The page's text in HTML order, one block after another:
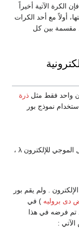
الآتية أخيراً
أولاً مع أحد الكرات
مقسمة بين كل
واحد فقط مثل ذرة
نموذج بور
λ ،
. ولم يقم بور
دى بروليه ) في
تم فرضه في هذا
: